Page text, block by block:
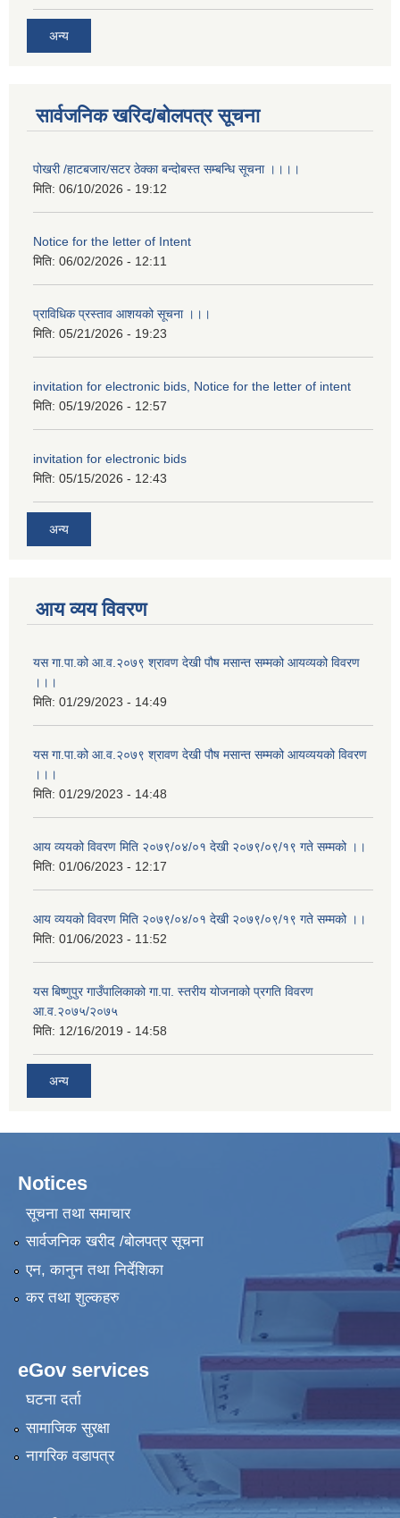
अन्य
सार्वजनिक खरिद/बोलपत्र सूचना
पोखरी /हाटबजार/सटर ठेक्का बन्दोबस्त सम्बन्धि सूचना ।।।।
मिति: 06/10/2026 - 19:12
Notice for the letter of Intent
मिति: 06/02/2026 - 12:11
प्राविधिक प्रस्ताव आशयको सूचना ।।।
मिति: 05/21/2026 - 19:23
invitation for electronic bids, Notice for the letter of intent
मिति: 05/19/2026 - 12:57
invitation for electronic bids
मिति: 05/15/2026 - 12:43
अन्य
आय व्यय विवरण
यस गा.पा.को आ.व.२०७९ श्रावण देखी पौष मसान्त सम्मको आयव्यको विवरण
।।।
मिति: 01/29/2023 - 14:49
यस गा.पा.को आ.व.२०७९ श्रावण देखी पौष मसान्त सम्मको आयव्ययको विवरण
।।।
मिति: 01/29/2023 - 14:48
आय व्ययको विवरण मिति २०७९/०४/०१ देखी २०७९/०९/१९ गते सम्मको ।।
मिति: 01/06/2023 - 12:17
आय व्ययको विवरण मिति २०७९/०४/०१ देखी २०७९/०९/१९ गते सम्मको ।।
मिति: 01/06/2023 - 11:52
यस बिष्णुपुर गाउँपालिकाको गा.पा. स्तरीय योजनाको प्रगति विवरण
आ.व.२०७५/२०७५
मिति: 12/16/2019 - 14:58
अन्य
Notices
सूचना तथा समाचार
सार्वजनिक खरीद /बोलपत्र सूचना
एन, कानुन तथा निर्देशिका
कर तथा शुल्कहरु
eGov services
घटना दर्ता
सामाजिक सुरक्षा
नागरिक वडापत्र